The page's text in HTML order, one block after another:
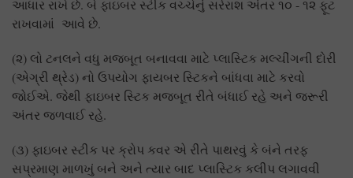
આધાર રાખે છે. બે ફાઇબર સ્ટીક વચ્ચેનું સરેરાશ અંતર ૧૦ - ૧૨ ફૂટ
રાખવામાં આવે છે.
(૨) લો ટનલને વધુ મજબૂત બનાવવા માટે પ્લાસ્ટિક મલ્ચીંગની દોરી
(એગ્રી થ્રેડ) નો ઉપયોગ ફાયબર સ્ટિકને બાંધવા માટે કરવો
જોઈએ. જેથી ફાઇબર સ્ટિક મજબૂત રીતે બંધાઈ રહે અને જરૂરી
અંતર જળવાઈ રહે.
(૩) ફાઇબર સ્ટીક પર ક્રોપ કવર એ રીતે પાથરવું કે બંને તરફ
સપ્રમાણ માળખું બને અને ત્યાર બાદ પ્લાસ્ટિક કલીપ લગાવવી